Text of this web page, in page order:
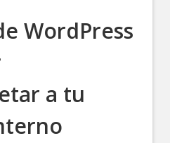
WordPress
a tu